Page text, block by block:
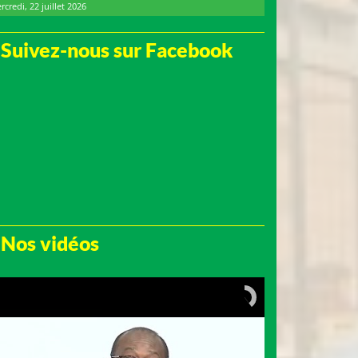
22 juillet 2026
Suivez-nous sur Facebook
Nos vidéos